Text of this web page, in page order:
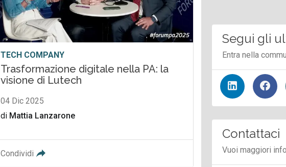
TECH COMPANY
Trasformazione digitale nella PA: la
visione di Lutech
04 Dic 2025
di Mattia Lanzarone
Condividi
Segui gli
Entra nella
Contattaci
Vuoi maggiori